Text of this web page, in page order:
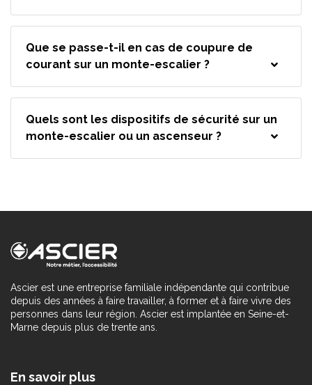
Que se passe-t-il en cas de coupure de
courant sur un monte-escalier ?
Quels sont les dispositifs de sécurité sur un
monte-escalier ou un ascenseur ?
Ascier est une entreprise familiale indépendante qui contribue
depuis des années à faire travailler, à former et à faire vivre des
personnes dans leur région. Ascier est implantée en Seine-et-
Marne depuis plus de trente ans.
En savoir plus